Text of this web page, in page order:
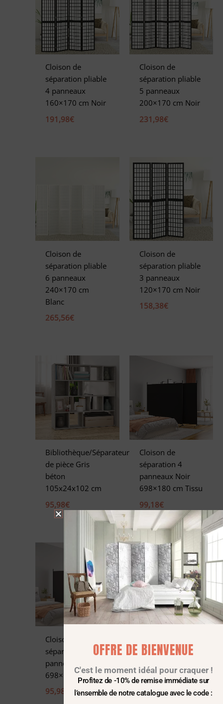
Cloison de
séparation pliable
4 panneaux
160×170 cm Noir
191,98€
Cloison de
séparation pliable
5 panneaux
200×170 cm Noir
231,98€
Cloison de
séparation pliable
6 panneaux
240×170 cm
Blanc
265,56€
Cloison de
séparation pliable
3 panneaux
120×170 cm Noir
158,38€
Bibliothèque/Séparateur
de pièce Gris
béton
105x24x102 cm
95,98€
Cloison de
séparation 4
panneaux Noir
698×180 cm Tissu
99,18€
Cloison de
séparation 4
panneaux Marron
698×180 cm Tissu
95,98
séparation pliable
120×170 cm
OFFRE DE BIENVENUE
C'est le moment idéal pour craquer !
Profitez de -10% de remise immédiate sur
l’ensemble de notre catalogue avec le code :